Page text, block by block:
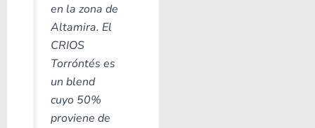
en la zona de
Altamira. El
CRIOS
Torróntés es
un blend
cuyo 50%
proviene de